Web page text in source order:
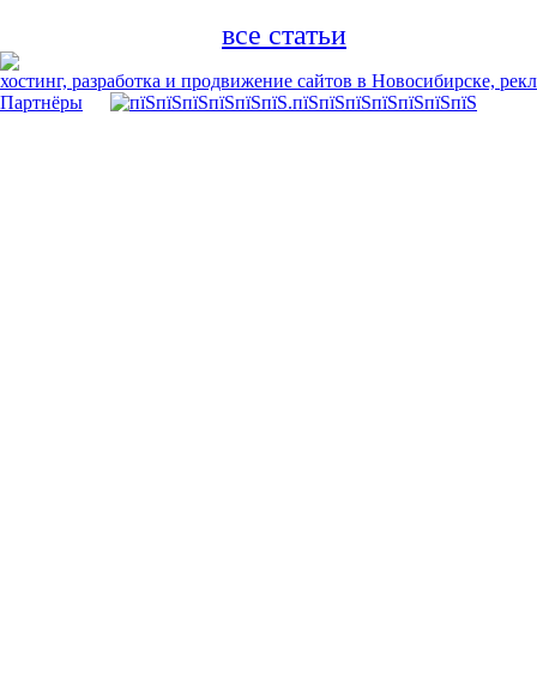
все статьи
хостинг, разработка и продвижение сайтов в Новосибирске,
Партнёры